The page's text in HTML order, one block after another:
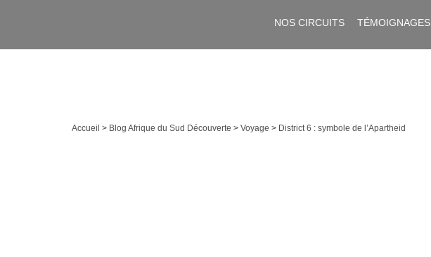
NOS CIRCUITS TÉMOIGNAGES
Accueil > Blog Afrique du Sud Découverte > Voyage > District 6 : symbole de l’Apartheid